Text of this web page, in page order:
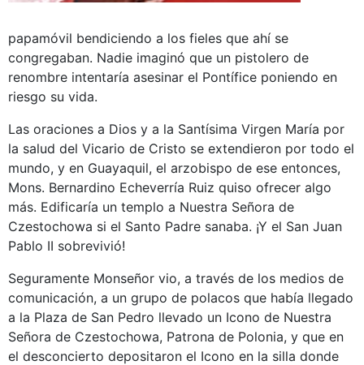
papamóvil bendiciendo a los fieles que ahí se
congregaban. Nadie imaginó que un pistolero de
renombre intentaría asesinar el Pontífice poniendo en
riesgo su vida.
Las oraciones a Dios y a la Santísima Virgen María por
la salud del Vicario de Cristo se extendieron por todo el
mundo, y en Guayaquil, el arzobispo de ese entonces,
Mons. Bernardino Echeverría Ruiz quiso ofrecer algo
más. Edificaría un templo a Nuestra Señora de
Czestochowa si el Santo Padre sanaba. ¡Y el San Juan
Pablo II sobrevivió!
Seguramente Monseñor vio, a través de los medios de
comunicación, a un grupo de polacos que había llegado
a la Plaza de San Pedro llevado un Icono de Nuestra
Señora de Czestochowa, Patrona de Polonia, y que en
el desconcierto depositaron el Icono en la silla donde